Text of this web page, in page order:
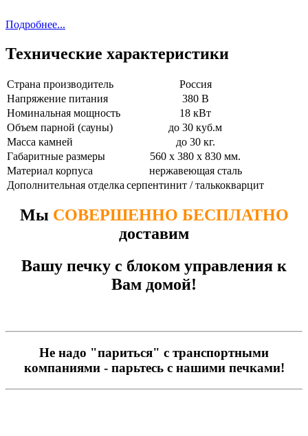
Подробнее...
Технические характеристики
Страна производитель
Россия
Напряжение питания
380 В
Номинальная мощность
18 кВт
Объем парной (сауны)
до 30 куб.м
Масса камней
до 30 кг.
Габаритные размеры
560 х 380 х 830 мм.
Материал корпуса
нержавеющая сталь
Дополнительная отделка серпентинит / талькокварцит
Мы СОВЕРШЕННО БЕСПЛАТНО
доставим
Вашу печку с блоком управления к
Вам домой!
Не надо "париться" с транспортными
компаниями - парьтесь с нашими печками!